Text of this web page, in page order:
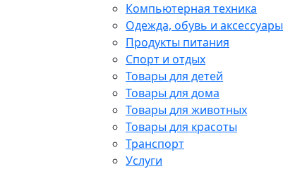
Компьютерная техника
Одежда, обувь и аксессуары
Продукты питания
Спорт и отдых
Товары для детей
Товары для дома
Товары для животных
Товары для красоты
Транспорт
Услуги